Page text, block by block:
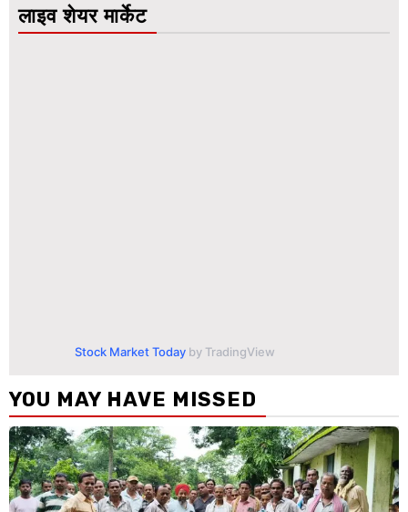
लाइव शेयर मार्केट
Stock Market Today by TradingView
YOU MAY HAVE MISSED